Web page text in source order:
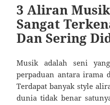
3 Aliran
Sangat
Dan Sering
Musik adalah seni
perpaduan antara irama
Terdapat banyak style
dunia tidak benar